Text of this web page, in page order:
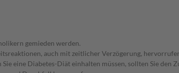
gemieden werden.
auch mit zeitlicher Verzögerung,
eine Diabetes-Diät einhalten müssen, sollten Sie den